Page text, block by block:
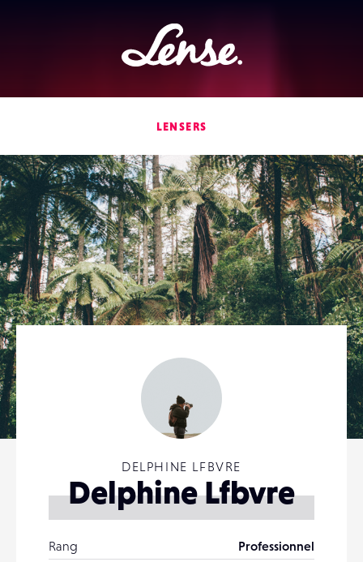
Lense
LENSERS
DELPHINE LFBVRE
Delphine Lfbvre
Rang
Professionnel